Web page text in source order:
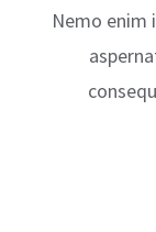
Nemo enim